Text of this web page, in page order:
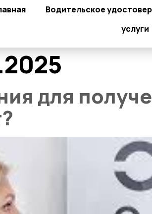
Водительское
услуги
для